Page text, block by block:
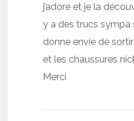
j’adore et je la
y a des trucs sympa
donne envie de
et les chaussures
Merci